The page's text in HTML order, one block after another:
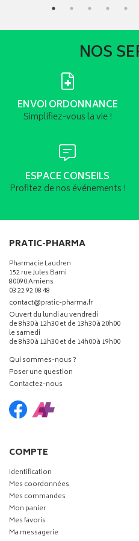
NOS
ENVOI ORDONNANCE
Simplifiez-vous la vie !
ESPACE CONSEILS
Profitez de nos événements !
PRATIC-PHARMA
Pharmacie Laudren
152 rue Jules Barni
80090 Amiens
03 22 92 08 48
contact-
@-
pratic-pharma.fr
Ouvert du lundi au vendredi
de 8h30 à 12h30 et de 13h30 à 20h00
le samedi
de 8h30 à 12h30 et de 14h00 à 19h00
Qui sommes-nous ?
Poser une question
Contactez-nous
COMPTE
Identification
Mes coordonnées
Mes commandes
Mon panier
Mes favoris
Ma messagerie